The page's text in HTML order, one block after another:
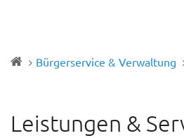
Bürgerservice & Verwaltung
Leistungen &